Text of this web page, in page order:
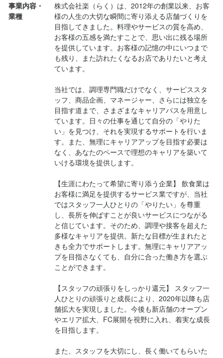
店員さんの接客もいいし、お気に入りのお店のひとつです。
ランチで蕎麦も食べられるので、お昼の蕎麦も良いですね。
事業内容・
業種
株式会社楽（らく）は、2012年の創業以来、お客
様の人生の大切な瞬間に寄り添える店舗づくりを
目指してきました。料理やサービスの質を高め、
お客様の五感を満たすことで、思い出に残る場所
を提供しています。お客様の記憶の中にいつまで
も残り、また訪れたくなるお店でありたいと考え
ています。
当社では、調理専門職だけでなく、サービススタ
ッフ、商品企画、マネージャー、さらには独立を
目指す道まで、さまざまなキャリアパスを用意し
ています。日々の仕事を通じて自分の「やりた
い」を見つけ、それを実現するサポートを行いま
す。また、無理にキャリアアップを目指す必要は
なく、あなたのペースで理想のキャリアを築いて
いける環境を提供します。
【生涯にわたって希望に寄り添う企業】 飲食業は
お客様に満足を提供するサービス業ですが、当社
ではスタッフ一人ひとりの「やりたい」を尊重
し、長所を伸ばすことが良いサービスにつながる
と信じています。そのため、調理や接客を超えた
多様なキャリアを提供。新たな目標が生まれたと
きも全力でサポートします。無理にキャリアアッ
プを目指さなくても、自分に合った働き方を選ぶ
ことができます。
【スタッフの頑張りをしっかり還元】 スタッフ一
人ひとりの頑張りと成長により、2020年以降も店
舗拡大を実現しました。今後も新店舗のオープン
やエリア拡大、FC展開を視野に入れ、着実な成長
を目指します。
また、スタッフを大切にし、長く働いてもらいた
歓迎スキル・経験
調理の実務経験がある方を優遇します！
※未経験の方もOK
※飲食店での勤務経験がある方や、マネジメント経験がある方は尚
（経験に応じて優遇します）
求める人物像
下記の項目に1つでもあてはまる方はご応募を／
・キャリアアップをめざしている方
・幹部として会社を動かしてみたい方
・ゆくゆくは独立をめざしている方
・「やりたい」をカタチにできる企業で働きたい方
・自分の「得意」を伸ばせる企業を探している方
・安定した環境で定年まで、無理なく働きたい方
選考の流れ
【応募について】
本社までお気軽にお問い合わせください。